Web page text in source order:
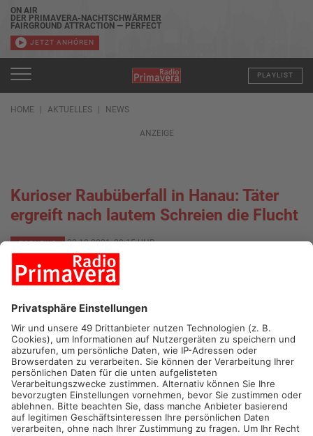
ON AIR
DER PRIMAVERA-NACHTSCHWÄRMER
FAIRGROUND ATTRACTION — PERFECT
JETZT ANHÖREN
PLAYLIST
HOME AKTUELLES NEWS
ANZEIGE
Kurioser Raubüberfall in Hanau: Täter
ergreift nach lautem Schreien die Flucht
TOPNEWS 22.10.2021, 20:15 UHR